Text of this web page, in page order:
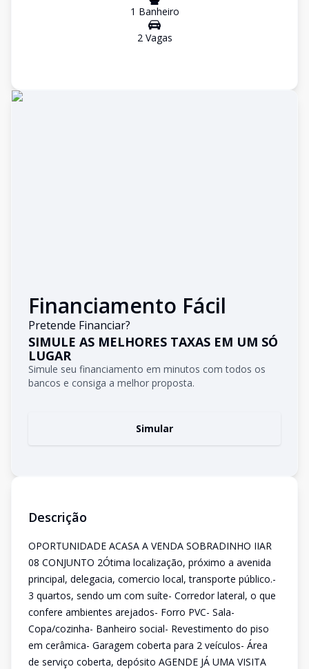
1 Banheiro
2Vagas
Financiamento Fácil
Pretende Financiar?
SIMULE AS MELHORES TAXAS EM UM SÓ
LUGAR
Simule seu financiamento em minutos com todos os
bancos e consiga a melhor proposta.
Simular
Descrição
OPORTUNIDADE ACASA A VENDA SOBRADINHO IIAR
08 CONJUNTO 2Ótima localização, próximo a avenida
principal, delegacia, comercio local, transporte público.-
3 quartos, sendo um com suíte- Corredor lateral, o que
confere ambientes arejados- Forro PVC- Sala-
Copa/cozinha- Banheiro social- Revestimento do piso
em cerâmica- Garagem coberta para 2 veículos- Área
de serviço coberta, depósito AGENDE JÁ UMA VISITA